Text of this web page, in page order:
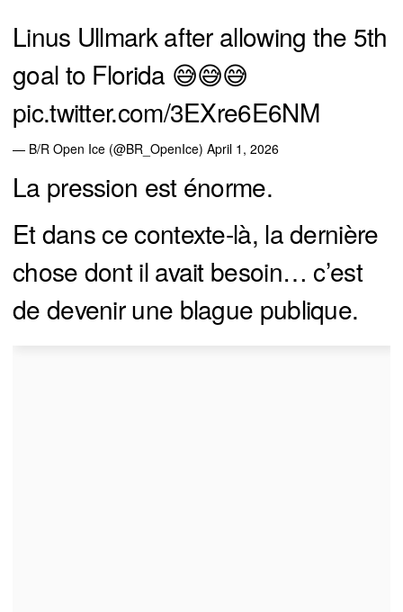
Linus Ullmark after allowing the 5th
goal to Florida 😅😅😅
pic.twitter.com/3EXre6E6NM
— B/R Open Ice (@BR_OpenIce) April 1, 2026
La pression est énorme.
Et dans ce contexte-là, la dernière
chose dont il avait besoin… c’est
de devenir une blague publique.